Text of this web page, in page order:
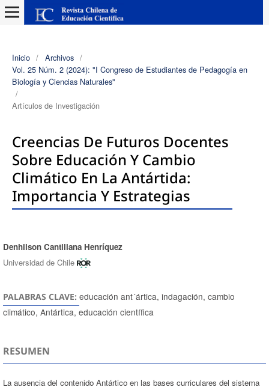
Inicio / Archivos /
Vol. 25 Núm. 2 (2024): "I Congreso de Estudiantes de Pedagogía en
Biología y Ciencias Naturales"
/
Artículos de Investigación
Creencias De Futuros Docentes
Sobre Educación Y Cambio
Climático En La Antártida:
Importancia Y Estrategias
Autores/as
Denhilson Cantillana Henríquez
Universidad de Chile
PALABRAS CLAVE: educación ant´ártica, indagación, cambio
climático, Antártica, educación científica
RESUMEN
La ausencia del contenido Antártico en las bases curriculares del sistema